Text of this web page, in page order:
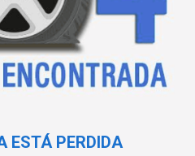
ESTÁ PERDIDA